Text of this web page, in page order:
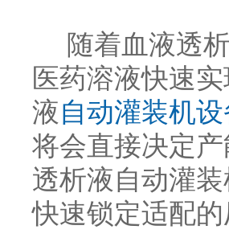
随着血液透析
医药溶液快速
液自动灌装机
将会直接决定
透析液自动灌
快速锁定适配